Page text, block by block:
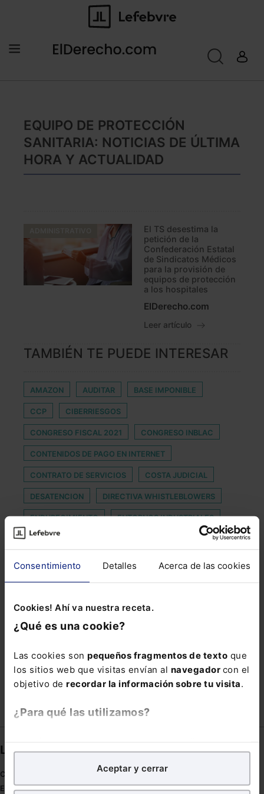
Consentimiento Detalles Acerca de las cookies
Cookies! Ahí va nuestra receta.
¿Qué es una cookie?
Las cookies son pequeños fragmentos de texto que
los sitios web que visitas envían al navegador con el
objetivo de recordar la información sobre tu visita.
¿Para qué las utilizamos?
analíticospara tratar demejorar tu experienciaen
nuestra página web. También con fines publicitarios,
para poder mostrarte publicidad y contenidos de tu
Aceptar y cerrar
EQUIPO DE PROTECCIÓN
SANITARIA: NOTICIAS DE ÚLTIMA
HORA Y ACTUALIDAD
El TS desestima la
petición de la
Confederación Estatal
de Sindicatos Médicos
para la provisión de
equipos de protección
a los hospitales
ElDerecho.com
Leer artículo
TAMBIÉN TE PUEDE INTERESAR
AMAZON AUDITAR BASE IMPONIBLE
CCP CIBERRIESGOS
CONGRESO FISCAL 2021 CONGRESO INBLAC
CONTENIDOS DE PAGO EN INTERNET
CONTRATO DE SERVICIOS COSTA JUDICIAL
DESATENCION DIRECTIVA WHISTLEBLOWERS
ENDURECIMIENTO ENTORNOS INDUSTRIALES
JUAN CARLOS ALCAIDE MENSAJERÍA MASIVA
MOVISTAR OVER POST COVID
PRINCIPIO PROTECCIÓN ENCRIPTADA
REFLECTANTE RESIDENCIA HABITUAL DUAL
VIDEOLLAMADA ZARDOYA ZOMBI
Links directos
Coronavirus
Estudio de salud abogacía